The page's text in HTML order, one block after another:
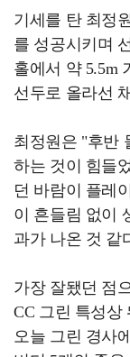
기세를 탄 최정
를 성공시키며
홀에서 약 5.5m
선두로 올라선
최정원은 "후반
하는 것이 힘들
던 바람이 플레
이 흔들림 없이
과가 나온 것 같
가장 잘됐던 점
CC 그린 특성상
오늘 그린 경사